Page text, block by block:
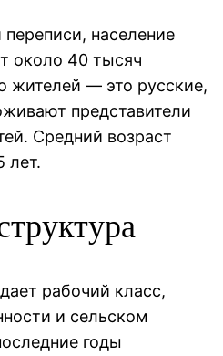
население
около 40 тысяч
жителей — это русские,
представители
Средний возраст
лет.
рабочий класс,
и сельском
годы